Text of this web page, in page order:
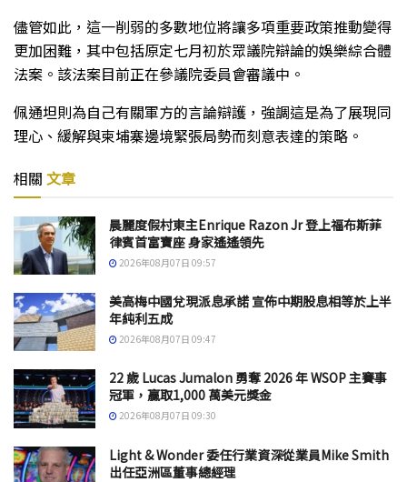
儘管如此，這一削弱的多數地位將讓多項重要政策推動變得
更加困難，其中包括原定七月初於眾議院辯論的娛樂綜合體
法案。該法案目前正在參議院委員會審議中。
佩通坦則為自己有關軍方的言論辯護，強調這是為了展現同
理心、緩解與柬埔寨邊境緊張局勢而刻意表達的策略。
相關 文章
晨麗度假村東主Enrique Razon Jr 登上福布斯菲
律賓首富寶座 身家遙遙領先
2026年08月07日 09:57
美高梅中國兌現派息承諾 宣佈中期股息相等於上半
年純利五成
2026年08月07日 09:47
22 歲 Lucas Jumalon 勇奪 2026 年 WSOP 主賽事
冠軍，贏取1,000 萬美元獎金
2026年08月07日 09:30
Light & Wonder 委任行業資深從業員Mike Smith
出任亞洲區董事總經理